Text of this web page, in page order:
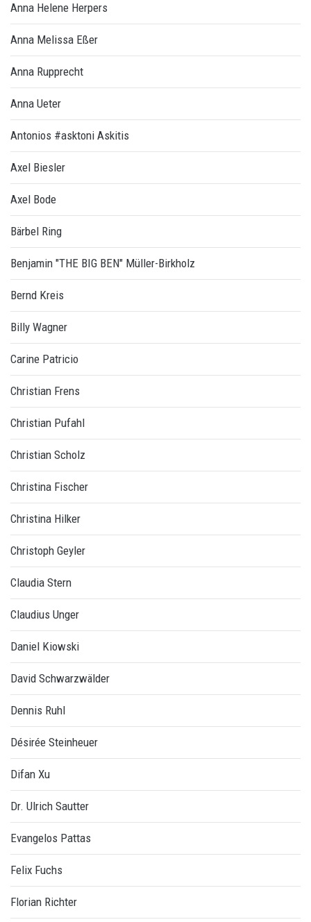
Anna Helene Herpers
Anna Melissa Eßer
Anna Rupprecht
Anna Ueter
Antonios #asktoni Askitis
Axel Biesler
Axel Bode
Bärbel Ring
Benjamin "THE BIG BEN" Müller-Birkholz
Bernd Kreis
Billy Wagner
Carine Patricio
Christian Frens
Christian Pufahl
Christian Scholz
Christina Fischer
Christina Hilker
Christoph Geyler
Claudia Stern
Claudius Unger
Daniel Kiowski
David Schwarzwälder
Dennis Ruhl
Désirée Steinheuer
Difan Xu
Dr. Ulrich Sautter
Evangelos Pattas
Felix Fuchs
Florian Richter